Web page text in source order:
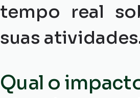
tempo real
suas
Qual o